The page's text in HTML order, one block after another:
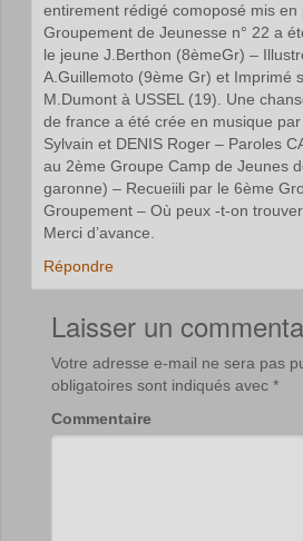
entirement rédigé comoposé mis en
Groupement de Jeunesse n° 22 a
le jeune J.Berthon (8èmeGr) –
A.Guillemoto (9ème Gr) et Imprimé
M.Dumont à USSEL (19). Une
de france a été crée en musique
Sylvain et DENIS Roger – Paroles
au 2ème Groupe Camp de Jeunes
garonne) – Recueiili par le 6ème
Groupement – Où peux -t-on
Merci d’avance.
Répondre
Laisser un
Votre adresse e-mail ne sera pas
obligatoires sont indiqués avec *
Commentaire